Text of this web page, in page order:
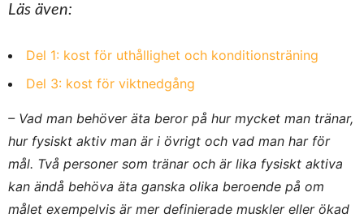
Läs även:
Del 1: kost för uthållighet och konditionsträning
Del 3: kost för viktnedgång
– Vad man behöver äta beror på hur mycket man tränar,
hur fysiskt aktiv man är i övrigt och vad man har för
mål. Två personer som tränar och är lika fysiskt aktiva
kan ändå behöva äta ganska olika beroende på om
målet exempelvis är mer definierade muskler eller ökad